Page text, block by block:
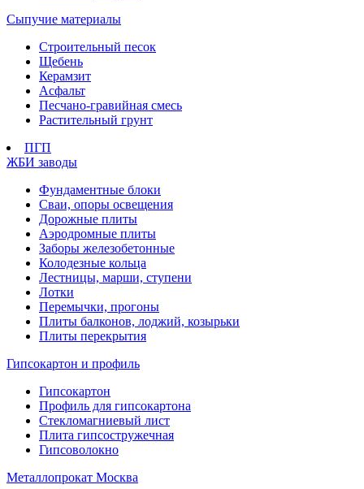
Сыпучие материалы
Строительный песок
Щебень
Керамзит
Асфальт
Песчано-гравийная смесь
Растительный грунт
ПГП
ЖБИ заводы
Фундаментные блоки
Сваи, опоры освещения
Дорожные плиты
Аэродромные плиты
Заборы железобетонные
Колодезные кольца
Лестницы, марши, ступени
Лотки
Перемычки, прогоны
Плиты балконов, лоджий, козырьки
Плиты перекрытия
Гипсокартон и профиль
Гипсокартон
Профиль для гипсокартона
Стекломагниевый лист
Плита гипсостружечная
Гипсоволокно
Металлопрокат Москва